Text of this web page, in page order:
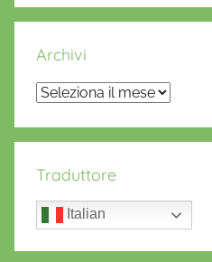
Archivi
Archivi
Traduttore
Italian